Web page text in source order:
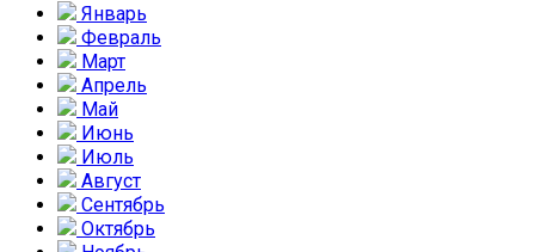
Январь
Февраль
Март
Апрель
Май
Июнь
Июль
Август
Сентябрь
Октябрь